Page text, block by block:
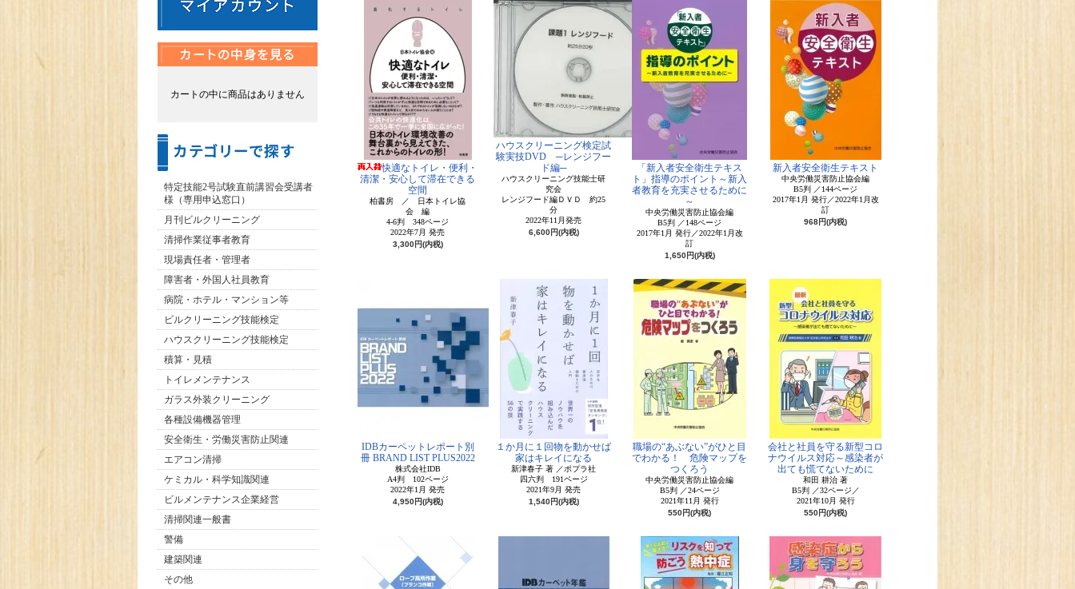
カートの中に商品はありません
特定技能2号試験直前講習会受講者
様（専用申込窓口）
月刊ビルクリーニング
清掃作業従事者教育
現場責任者・管理者
障害者・外国人社員教育
病院・ホテル・マンション等
ビルクリーニング技能検定
ハウスクリーニング技能検定
積算・見積
トイレメンテナンス
ガラス外装クリーニング
各種設備機器管理
安全衛生・労働災害防止関連
エアコン清掃
ケミカル・科学知識関連
ビルメンテナンス企業経営
清掃関連一般書
警備
建築関連
その他
快適なトイレ・便利・
清潔・安心して滞在できる
空間
柏書房 ／ 日本トイレ協
会 編
4-6判 348ページ
2022年7月 発売
3,300円(内税)
ハウスクリーニング検定試
験実技DVD ─レンジフー
ド編─
ハウスクリーニング技能士研
究会
レンジフード編ＤＶＤ 約25
分
2022年11月発売
6,600円(内税)
「新入者安全衛生テキス
ト」指導のポイント～新入
者教育を充実させるために
～
中央労働災害防止協会編
B5判 ／148ページ
2017年1月 発行／2022年1月改
訂
1,650円(内税)
新入者安全衛生テキスト
中央労働災害防止協会編
B5判 ／144ページ
2017年1月 発行／2022年1月改
訂
968円(内税)
IDBカーペットレポート別
冊 BRAND LIST PLUS2022
株式会社IDB
A4判 102ページ
2022年1月 発売
4,950円(内税)
１か月に１回物を動かせば
家はキレイになる
新津春子 著 ／ポプラ社
四六判 191ページ
2021年9月 発売
1,540円(内税)
職場の“あぶない”がひと目
でわかる！ 危険マップを
つくろう
中央労働災害防止協会編
B5判 ／24ページ
2021年11月 発行
550円(内税)
会社と社員を守る新型コロ
ナウイルス対応～感染者が
出ても慌てないために
和田 耕治 著
B5判 ／32ページ／
2021年10月 発行
550円(内税)